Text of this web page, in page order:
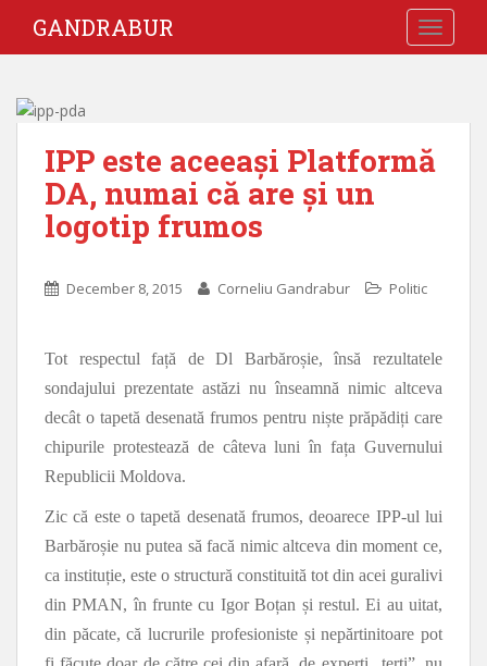
GANDRABUR
IPP este aceeași Platformă
DA, numai că are și un
logotip frumos
December 8, 2015 Corneliu Gandrabur Politic
Tot respectul față de Dl Barbăroșie, însă rezultatele
sondajului prezentate astăzi nu înseamnă nimic altceva
decât o tapetă desenată frumos pentru niște prăpădiți care
chipurile protestează de câteva luni în fața Guvernului
Republicii Moldova.
Zic că este o tapetă desenată frumos, deoarece IPP-ul lui
Barbăroșie nu putea să facă nimic altceva din moment ce,
ca instituție, este o structură constituită tot din acei guralivi
din PMAN, în frunte cu Igor Boțan și restul. Ei au uitat,
din păcate, că lucrurile profesioniste și nepărtinitoare pot